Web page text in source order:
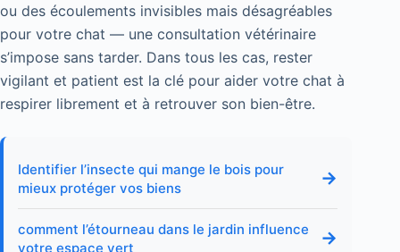
ou des écoulements invisibles mais désagréables
pour votre chat — une consultation vétérinaire
s’impose sans tarder. Dans tous les cas, rester
vigilant et patient est la clé pour aider votre chat à
respirer librement et à retrouver son bien-être.
Identifier l’insecte qui mange le bois pour
mieux protéger vos biens
→
comment l’étourneau dans le jardin influence
votre espace vert
→